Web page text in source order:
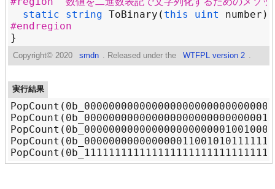
static
string ToBinary ( this uint number )
#endregion
Copyright© 2020 smdn . Released under the WTFPL version 2 .
実行結果